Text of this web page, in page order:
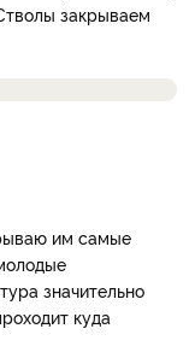
закрываем
им самые
значительно
куда